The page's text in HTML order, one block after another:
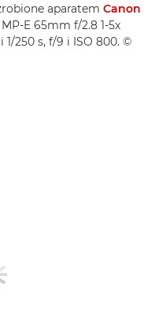
aparatem Canon
E 65mm f/2.8 1-5x
250 s, f/9 i ISO 800. ©